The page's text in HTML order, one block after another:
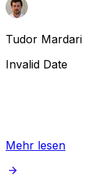
Tudor Mardari
Invalid Date
Mehr lesen